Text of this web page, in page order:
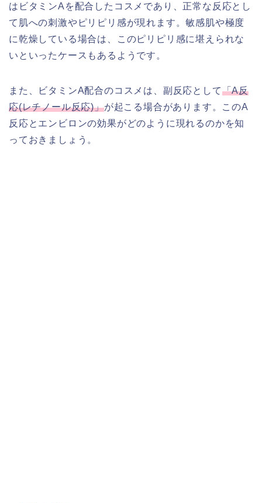
はビタミンAを配合したコスメであり、正常な反応とし
て肌への刺激やピリピリ感が現れます。敏感肌や極度
に乾燥している場合は、このピリピリ感に堪えられな
いといったケースもあるようです。
また、ビタミンA配合のコスメは、副反応として「A反
応(レチノール反応)」が起こる場合があります。このA
反応とエンビロンの効果がどのように現れるのかを知
っておきましょう。